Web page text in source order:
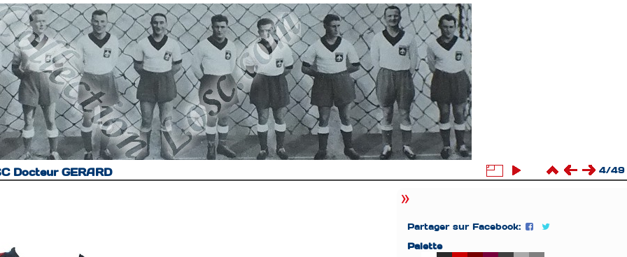
Docteur GERARD 4/49
Partager sur Facebook:
Palette